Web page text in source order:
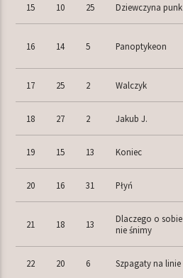
15 10 25 Dziewczyna punk
16 14 5 Panoptykeon
17 25 2 Walczyk
18 27 2 Jakub J.
19 15 13 Koniec
20 16 31 Płyń
21 18 13
Dlaczego o sobie
nie śnimy
22 20 6 Szpagaty na linie